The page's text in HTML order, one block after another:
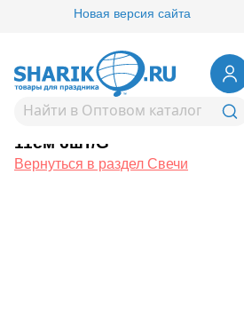
Новая версия сайта
Товары для праздника/
золот с подст 11см 6шт/G
1502-6375Свечи Омбре
11см 6шт/G
Вернуться в раздел Свечи